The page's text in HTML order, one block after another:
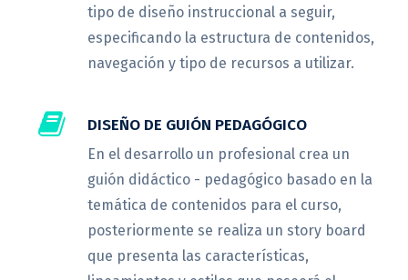
tipo de diseño instruccional a seguir,
especificando la estructura de contenidos,
navegación y tipo de recursos a utilizar.
DISEÑO DE GUIÓN PEDAGÓGICO
En el desarrollo un profesional crea un
guión didáctico - pedagógico basado en la
temática de contenidos para el curso,
posteriormente se realiza un story board
que presenta las características,